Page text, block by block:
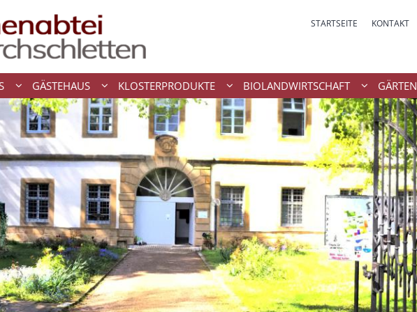
STARTSEITE KONTAKT
GÄSTEHAUS KLOSTERPRODUKTE BIOLANDWIRTSCHAFT GÄRTEN